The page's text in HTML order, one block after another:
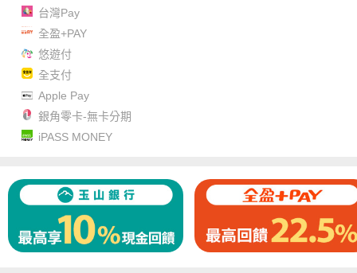
台灣Pay
全盈+PAY
悠遊付
全支付
Apple Pay
銀角零卡-無卡分期
iPASS MONEY